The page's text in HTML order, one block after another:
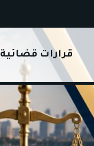
قرارات قضائية